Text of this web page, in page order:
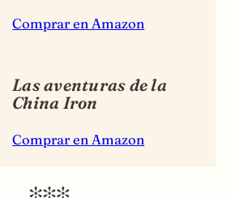
Comprar en Amazon
Las aventuras de la
China Iron
Comprar en Amazon